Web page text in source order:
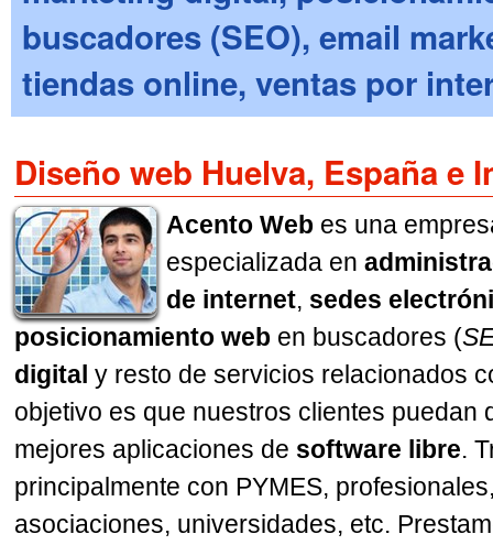
buscadores (SEO), email
tiendas online, ventas por
Diseño web Huelva, España e
Acento Web es una
especializada en
de internet, sedes
posicionamiento web en buscadores (
digital y resto de servicios relacionados
objetivo es que nuestros clientes puedan
mejores aplicaciones de software libre.
principalmente con PYMES,
asociaciones, universidades, etc.